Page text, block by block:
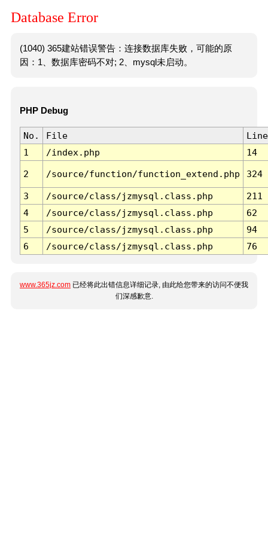
Database Error
(1040) 365建站错误警告：连接数据库失败，可能的原
因：1、数据库密码不对; 2、mysql未启动。
PHP Debug
No. File
Line
1
/index.php 14
2 /source/function/function_extend.php 324
3 /source/class/jzmysql.class.php
211
4
/source/class/jzmysql.class.php
62
5
/source/class/jzmysql.class.php
94
6
/source/class/jzmysql.class.php 76
www.365jz.com 已经将此出错信息详细记录, 由此给您带来的访问不便我
们深感歉意.